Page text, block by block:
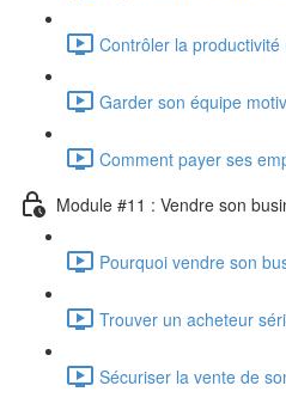
Contrôler la productivité
Garder son équipe
Comment payer ses
Module #11 : Vendre son
Pourquoi vendre son
Trouver un acheteur
Sécuriser la vente de